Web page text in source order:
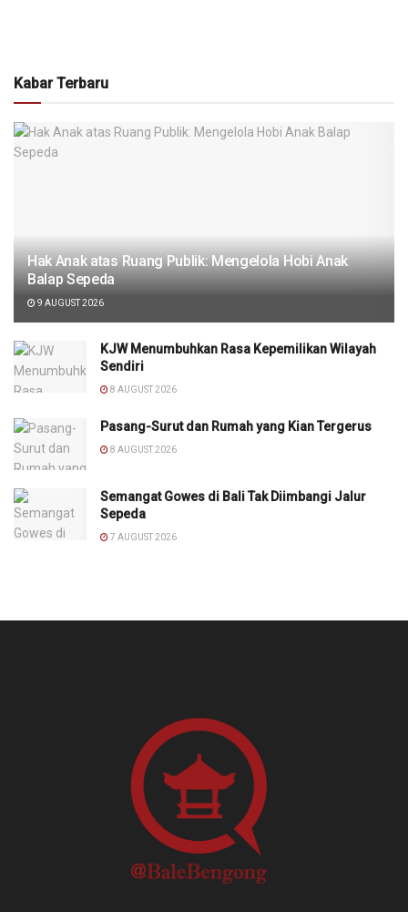
Kabar Terbaru
Hak Anak atas Ruang Publik: Mengelola Hobi Anak
Balap Sepeda
9 AUGUST 2026
KJW Menumbuhkan Rasa Kepemilikan Wilayah
Sendiri
8 AUGUST 2026
Pasang-Surut dan Rumah yang Kian Tergerus
8 AUGUST 2026
Semangat Gowes di Bali Tak Diimbangi Jalur
Sepeda
7 AUGUST 2026